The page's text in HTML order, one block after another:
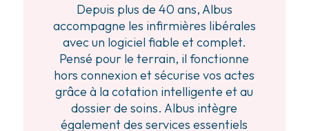
Depuis plus de 40 ans, Albus
accompagne les infirmières libérales
avec un logiciel fiable et complet.
Pensé pour le terrain, il fonctionne
hors connexion et sécurise vos actes
grâce à la cotation intelligente et au
dossier de soins. Albus intègre
également des services essentiels